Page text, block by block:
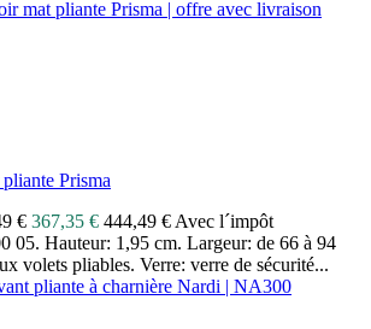
Prisma
€ 367,35 € 444,49 € Avec l´impôt
05. Hauteur: 1,95 cm. Largeur: de 66 à 94
volets pliables. Verre: verre de sécurité...